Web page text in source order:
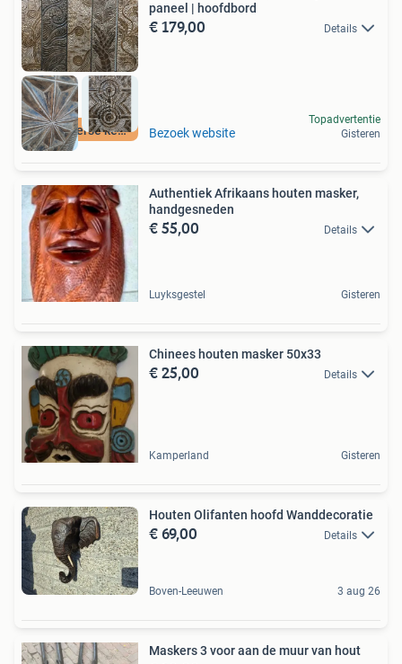
Hele diverse keus
paneel | hoofdbord
€ 179,00 Details
Bezoek website
Topadvertentie
Gisteren
Authentiek Afrikaans houten masker,
handgesneden
€ 55,00 Details
Luyksgestel Gisteren
Chinees houten masker 50x33
€ 25,00 Details
Kamperland Gisteren
Houten Olifanten hoofd Wanddecoratie
€ 69,00 Details
Boven-Leeuwen 3 aug 26
Maskers 3 voor aan de muur van hout